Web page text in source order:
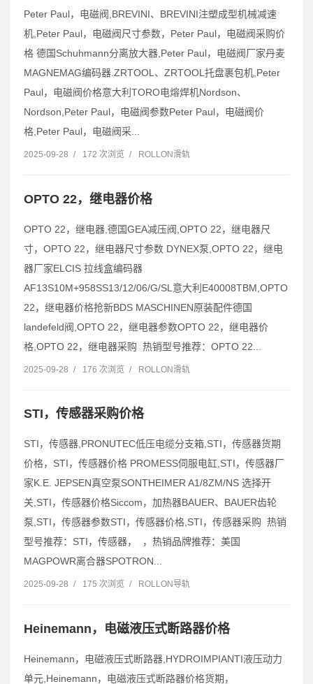
Peter Paul，电磁阀,BREVINI、BREVINI注塑成型机械减速
机,Peter Paul，电磁阀尺寸参数，Peter Paul，电磁阀采购价
格 德国Schuhmann分离放大器,Peter Paul，电磁阀厂家丹麦
MAGNEMAG编码器.ZRTOOL、ZRTOOL托盘裹包机,Peter
Paul，电磁阀价格意大利TORO电熔焊机Nordson、
Nordson,Peter Paul，电磁阀参数Peter Paul，电磁阀价
格,Peter Paul，电磁阀采...
2025-09-28 / 172 次浏览 / ROLLON滑轨
OPTO 22，继电器价格
OPTO 22，继电器,德国GEA减压阀,OPTO 22，继电器尺
寸，OPTO 22，继电器尺寸参数 DYNEX泵,OPTO 22，继电
器厂家ELCIS 拉线盒编码器
AF13S10M+958SS13/12/06/G/SL意大利E40008TBM,OPTO
22，继电器价格抢新BDS MASCHINEN原装配件德国
landefeld阀,OPTO 22，继电器参数OPTO 22，继电器价
格,OPTO 22，继电器采购 热销型号推荐：OPTO 22...
2025-09-28 / 176 次浏览 / ROLLON滑轨
STI，传感器采购价格
STI，传感器,PRONUTEC低压电缆分支箱,STI，传感器货期
价格，STI，传感器价格 PROMESS伺服电缸,STI，传感器厂
家K.E. JEPSEN真空泵SONTHEIMER A1/8ZM/NS 选择开
关,STI，传感器价格Siccom，加热器BAUER、BAUER齿轮
泵,STI，传感器参数STI，传感器价格,STI，传感器采购 热销
型号推荐：STI，传感器， ，热销品牌推荐：美国
MAGPOWR离合器SPOTRON...
2025-09-28 / 175 次浏览 / ROLLON导轨
Heinemann，电磁液压式断路器价格
Heinemann，电磁液压式断路器,HYDROIMPIANTI液压动力
单元,Heinemann，电磁液压式断路器价格货期，